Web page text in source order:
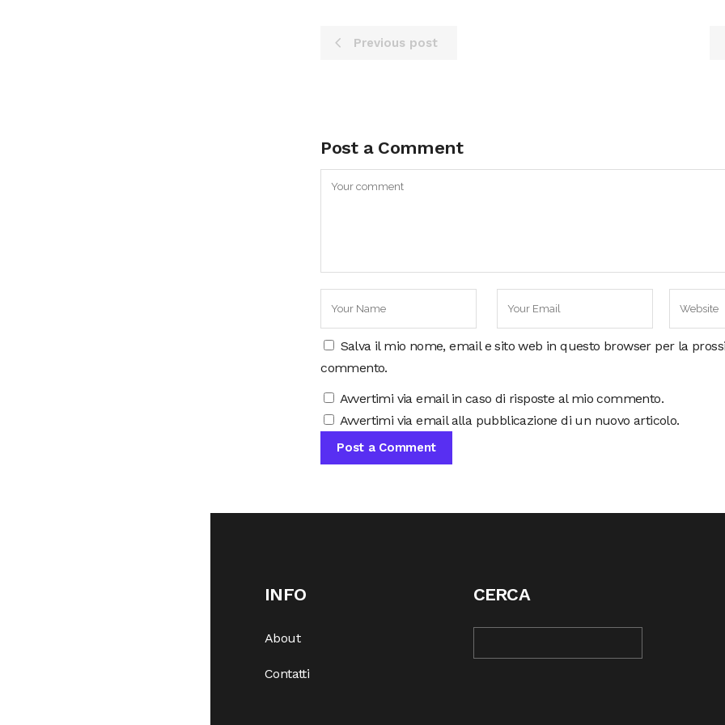
Previous post
Post a Comment
Salva il mio nome, email e sito web in questo browser per la
commento.
Avvertimi via email in caso di risposte al mio commento.
Avvertimi via email alla pubblicazione di un nuovo articolo.
INFO
About
Contatti
CERCA